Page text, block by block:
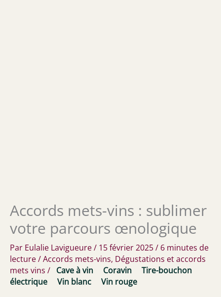
Accords mets-vins : sublimer
votre parcours œnologique
Par Eulalie Lavigueure/ 15 février 2025/ 6 minutes de
lecture/Accords mets-vins, Dégustations et accords
mets vins / Cave à vin Coravin
Tire-bouchon
électrique
Vin blanc Vin rouge